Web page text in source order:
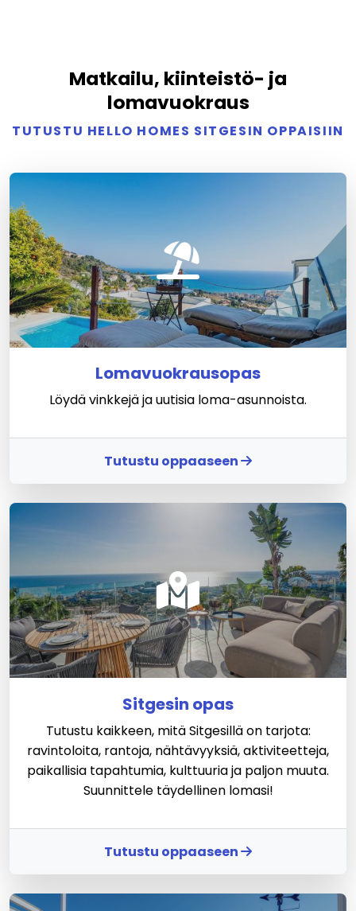
Matkailu, kiinteistö- ja
lomavuokraus
TUTUSTU HELLO HOMES SITGESIN OPPAISIIN
Lomavuokrausopas
Löydä vinkkejä ja uutisia loma-asunnoista.
Tutustu oppaaseen
Sitgesin opas
Tutustu kaikkeen, mitä Sitgesillä on tarjota:
ravintoloita, rantoja, nähtävyyksiä, aktiviteetteja,
paikallisia tapahtumia, kulttuuria ja paljon muuta.
Suunnittele täydellinen lomasi!
Tutustu oppaaseen